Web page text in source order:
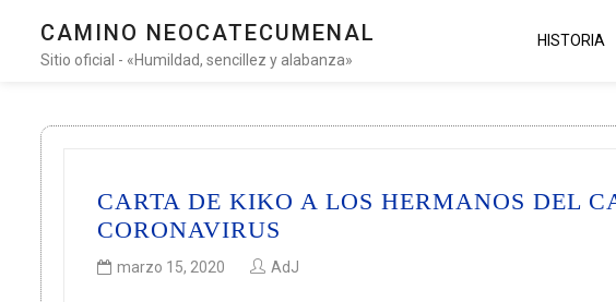
CAMINO NEOCATECUMENAL
Sitio oficial - «Humildad, sencillez y alabanza»
HISTORIA
CARTA DE KIKO A LOS HERMANOS DEL
CORONAVIRUS
marzo 15, 2020 AdJ